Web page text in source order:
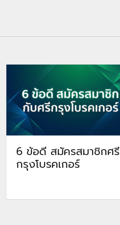
6 ข้อดี สมัครสมาชิกศรี
กรุงโบรคเกอร์